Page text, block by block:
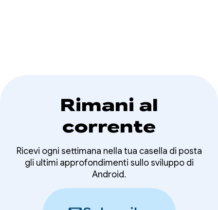
Rimani al
corrente
Ricevi ogni settimana nella tua casella di posta
gli ultimi approfondimenti sullo sviluppo di
Android.